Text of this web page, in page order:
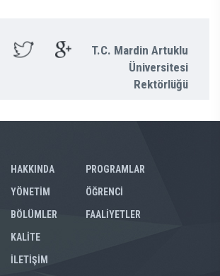
T.C. Mardin Artuklu
Üniversitesi
Rektörlüğü
HAKKINDA
YÖNETİM
BÖLÜMLER
PROGRAMLAR
ÖĞRENCİ
FAALİYETLER
KALİTE
İLETİŞİM